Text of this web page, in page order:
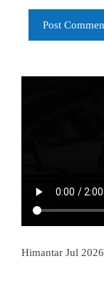
Himantar Jul 2026